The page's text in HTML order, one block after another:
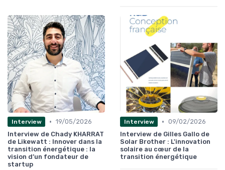
Interview • 19/05/2026
Interview de Chady KHARRAT
de Likewatt : Innover dans la
transition énergétique : la
vision d’un fondateur de
startup
Interview • 09/02/2026
Interview de Gilles Gallo de
Solar Brother : L'innovation
solaire au cœur de la
transition énergétique